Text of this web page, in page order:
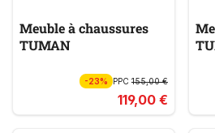
Meuble à chaussures
TUMAN
-23% PPC 155,00 €
119,00 €